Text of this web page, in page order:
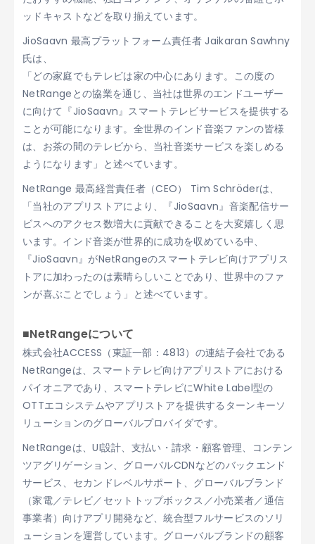
ッドキャストなどを取り揃えています。
JioSaavn 最高プラットフォーム責任者 Jaikaran Sawhny
氏は、
「どの家庭でもテレビは家の中心にあります。この度の
NetRangeとの協業を通じ、当社は世界のエンドユーザー
に向けて『JioSaavn』スマートテレビサービスを提供する
ことが可能になります。全世界のインド音楽ファンの皆様
は、お茶の間のテレビから、当社音楽サービスを楽しめる
ようになります」と述べています。
NetRange 最高経営責任者（CEO） Tim Schröderは、
「当社のアプリストアにより、『JioSaavn』音楽配信サー
ビスへのアクセス数増大に貢献できることを大変嬉しく思
います。インド音楽が世界的に成功を収めている中、
『JioSaavn』がNetRangeのスマートテレビ向けアプリス
トアに加わったのは素晴らしいことであり、世界中のファ
ンが喜ぶことでしょう」と述べています。
■NetRangeについて
株式会社ACCESS（東証一部：4813）の連結子会社である
NetRangeは、スマートテレビ向けアプリストアにおける
パイオニアであり、スマートテレビにWhite Label型の
OTTエコシステムやアプリストアを提供するターンキーソ
リューションのグローバルプロバイダです。
NetRangeは、UI設計、支払い・請求・顧客管理、コンテン
ツアグリゲーション、グローバルCDNなどのバックエンド
サービス、セカンドレベルサポート、グローバルブランド
（家電／テレビ／セットトップボックス／小売業者／通信
事業者）向けアプリ開発など、統合型フルサービスのソリ
ューションを運営しています。グローバルブランドの顧客